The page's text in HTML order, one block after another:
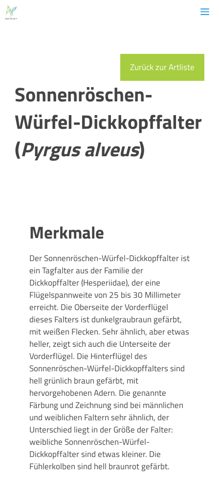
Zum
Inhalt
Zurück zur Artliste
Sonnenröschen-
Würfel-Dickkopffalter
(Pyrgus alveus)
Merkmale
Der Sonnenröschen-Würfel-Dickkopffalter ist
ein Tagfalter aus der Familie der
Dickkopffalter (Hesperiidae), der eine
Flügelspannweite von 25 bis 30 Millimeter
erreicht. Die Oberseite der Vorderflügel
dieses Falters ist dunkelgraubraun gefärbt,
mit weißen Flecken. Sehr ähnlich, aber etwas
heller, zeigt sich auch die Unterseite der
Vorderflügel. Die Hinterflügel des
Sonnenröschen-Würfel-Dickkopffalters sind
hell grünlich braun gefärbt, mit
hervorgehobenen Adern. Die genannte
Färbung und Zeichnung sind bei männlichen
und weiblichen Faltern sehr ähnlich, der
Unterschied liegt in der Größe der Falter:
weibliche Sonnenröschen-Würfel-
Dickkopffalter sind etwas kleiner. Die
Fühlerkolben sind hell braunrot gefärbt.